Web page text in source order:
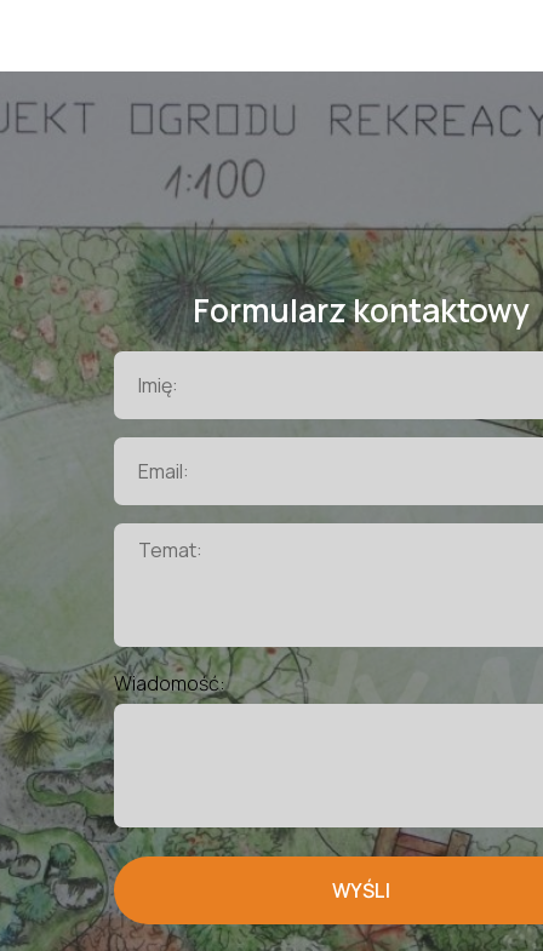
Formularz kontaktowy
Wiadomość:
WYŚLI